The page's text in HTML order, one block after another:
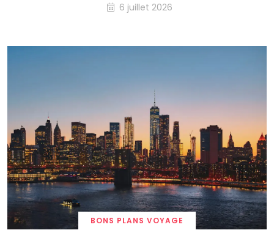
6 juillet 2026
BONS PLANS VOYAGE